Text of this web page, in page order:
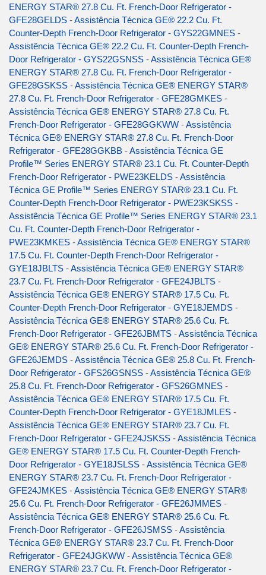
ENERGY STAR® 27.8 Cu. Ft. French-Door Refrigerator -
GFE28GELDS -Assistência Técnica GE® 22.2 Cu. Ft.
Counter-Depth French-Door Refrigerator - GYS22GMNES -
Assistência Técnica GE® 22.2 Cu. Ft. Counter-Depth French-
Door Refrigerator - GYS22GSNSS -Assistência Técnica GE®
ENERGY STAR® 27.8 Cu. Ft. French-Door Refrigerator -
GFE28GSKSS -Assistência Técnica GE® ENERGY STAR®
27.8 Cu. Ft. French-Door Refrigerator - GFE28GMKES -
Assistência Técnica GE® ENERGY STAR® 27.8 Cu. Ft.
French-Door Refrigerator - GFE28GGKWW -Assistência
Técnica GE® ENERGY STAR® 27.8 Cu. Ft. French-Door
Refrigerator - GFE28GGKBB -Assistência Técnica GE
Profile™ Series ENERGY STAR® 23.1 Cu. Ft. Counter-Depth
French-Door Refrigerator - PWE23KELDS -Assistência
Técnica GE Profile™ Series ENERGY STAR® 23.1 Cu. Ft.
Counter-Depth French-Door Refrigerator - PWE23KSKSS -
Assistência Técnica GE Profile™ Series ENERGY STAR® 23.1
Cu. Ft. Counter-Depth French-Door Refrigerator -
PWE23KMKES -Assistência Técnica GE® ENERGY STAR®
17.5 Cu. Ft. Counter-Depth French-Door Refrigerator -
GYE18JBLTS -Assistência Técnica GE® ENERGY STAR®
23.7 Cu. Ft. French-Door Refrigerator - GFE24JBLTS -
Assistência Técnica GE® ENERGY STAR® 17.5 Cu. Ft.
Counter-Depth French-Door Refrigerator - GYE18JEMDS -
Assistência Técnica GE® ENERGY STAR® 25.6 Cu. Ft.
French-Door Refrigerator - GFE26JBMTS -Assistência Técnica
GE® ENERGY STAR® 25.6 Cu. Ft. French-Door Refrigerator -
GFE26JEMDS -Assistência Técnica GE® 25.8 Cu. Ft. French-
Door Refrigerator - GFS26GSNSS -Assistência Técnica GE®
25.8 Cu. Ft. French-Door Refrigerator - GFS26GMNES -
Assistência Técnica GE® ENERGY STAR® 17.5 Cu. Ft.
Counter-Depth French-Door Refrigerator - GYE18JMLES -
Assistência Técnica GE® ENERGY STAR® 23.7 Cu. Ft.
French-Door Refrigerator - GFE24JSKSS -Assistência Técnica
GE® ENERGY STAR® 17.5 Cu. Ft. Counter-Depth French-
Door Refrigerator - GYE18JSLSS -Assistência Técnica GE®
ENERGY STAR® 23.7 Cu. Ft. French-Door Refrigerator -
GFE24JMKES -Assistência Técnica GE® ENERGY STAR®
25.6 Cu. Ft. French-Door Refrigerator - GFE26JMMES -
Assistência Técnica GE® ENERGY STAR® 25.6 Cu. Ft.
French-Door Refrigerator - GFE26JSMSS -Assistência
Técnica GE® ENERGY STAR® 23.7 Cu. Ft. French-Door
Refrigerator - GFE24JGKWW -Assistência Técnica GE®
ENERGY STAR® 23.7 Cu. Ft. French-Door Refrigerator -